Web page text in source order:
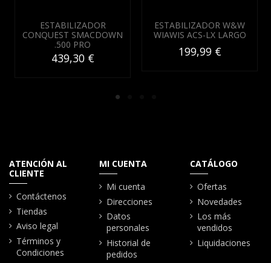
ESTABILIZADOR
CONQUEST SMACDOWN
.500 PRO
439,30 €
ESTABILIZADOR W&W
WIAWIS ACS-LX LARGO
199,99 €
ATENCIÓN AL
CLIENTE
Contáctenos
Tiendas
Aviso legal
Términos y
Condiciones
MI CUENTA
Mi cuenta
Direcciones
Datos
personales
Historial de
pedidos
CATÁLOGO
Ofertas
Novedades
Los más
vendidos
Liquidaciones